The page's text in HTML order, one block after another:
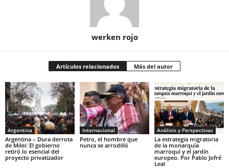
werken rojo
Artículos relacionados Más del autor
Argentina
Argentina – Dura derrota
de Milei: El gobierno
retiró lo esencial del
proyecto privatizador
Internacional
Petro, el hombre que
nunca se arrodilló
Análisis y Perspectivas
La estrategia migratoria
de la monarquía
marroquí y el jardín
europeo. Por Pablo Jofré
Leal